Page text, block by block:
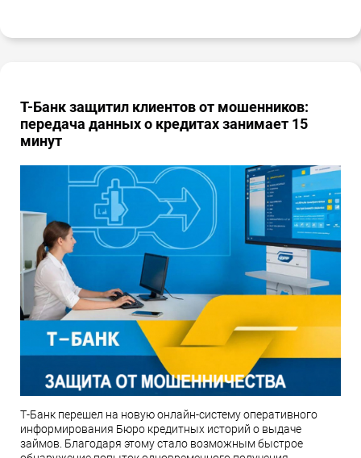
Т-Банк защитил клиентов от мошенников:
передача данных о кредитах занимает 15
минут
Т-Банк перешел на новую онлайн-систему оперативного
информирования Бюро кредитных историй о выдаче
займов. Благодаря этому стало возможным быстрое